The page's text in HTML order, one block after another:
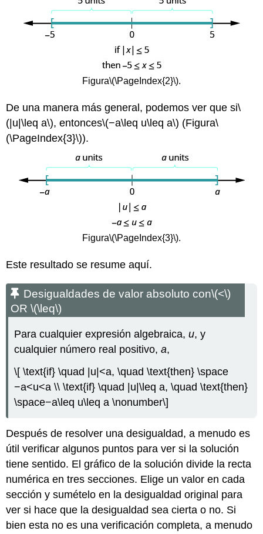
Figura\(\PageIndex{2}\).
De una manera más general, podemos ver que si\
(|u|\leq a\), entonces\(−a\leq u\leq a\) (Figura\
(\PageIndex{3}\)).
Figura\(\PageIndex{3}\).
Este resultado se resume aquí.
Desigualdades de valor absoluto con\(<\)
OR\(\leq\)
Para cualquier expresión algebraica,u, y
cualquier número real positivo,a,
\[ \text{if} \quad |u|<a, \quad \text{then} \space
−a<u<a \\ \text{if} \quad |u|\leq a, \quad \text{then}
\space−a\leq u\leq a \nonumber\]
Después de resolver una desigualdad, a menudo es
útil verificar algunos puntos para ver si la solución
tiene sentido. El gráfico de la solución divide la recta
numérica en tres secciones. Elige un valor en cada
sección y sumételo en la desigualdad original para
ver si hace que la desigualdad sea cierta o no. Si
bien esta no es una verificación completa, a menudo